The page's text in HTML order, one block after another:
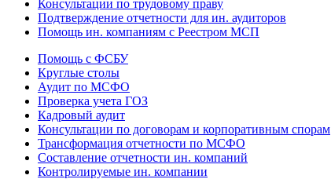
Консультации по трудовому праву
Подтверждение отчетности для ин. аудиторов
Помощь ин. компаниям с Реестром МСП
Помощь с ФСБУ
Круглые столы
Аудит по МСФО
Проверка учета ГОЗ
Кадровый аудит
Консультации по договорам и корпоративным спорам
Трансформация отчетности по МСФО
Составление отчетности ин. компаний
Контролируемые ин. компании